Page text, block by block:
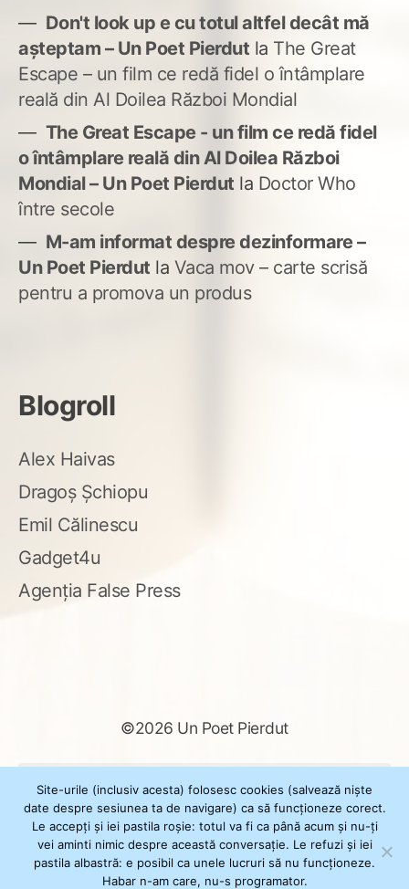
Don't look up e cu totul altfel decât mă
așteptam – Un Poet Pierdut la The Great
Escape – un film ce redă fidel o întâmplare
reală din Al Doilea Război Mondial
The Great Escape - un film ce redă fidel
o întâmplare reală din Al Doilea Război
Mondial – Un Poet Pierdut la Doctor Who
între secole
M-am informat despre dezinformare –
Un Poet Pierdut la Vaca mov – carte scrisă
pentru a promova un produs
Blogroll
Alex Haivas
Dragoș Șchiopu
Emil Călinescu
Gadget4u
Agenția False Press
©2026 Un Poet Pierdut
după:
Powered byWordPress
Site-urile (inclusiv acesta) folosesc cookies (salvează niște
date despre sesiunea ta de navigare) ca să funcționeze corect.
Le accepți și iei pastila roșie: totul va fi ca până acum și nu-ți
vei aminti nimic despre această conversație. Le refuzi și iei
pastila albastră: e posibil ca unele lucruri să nu funcționeze.
Habar n-am care, nu-s programator.